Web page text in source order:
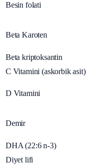
Besin folati
Beta Karoten
Beta kriptoksantin
C Vitamini (askorbik asit)
D Vitamini
Demir
DHA (22:6 n-3)
Diyet lifi